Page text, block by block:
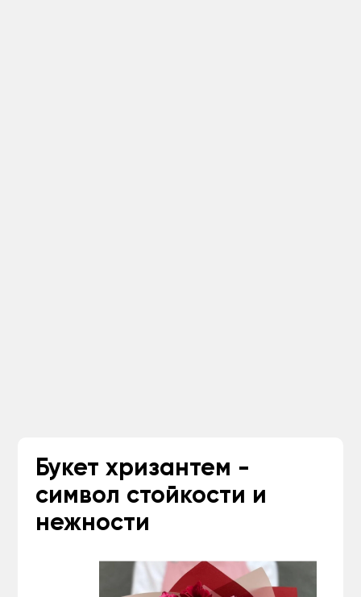
Букет хризантем -
символ стойкости и
нежности